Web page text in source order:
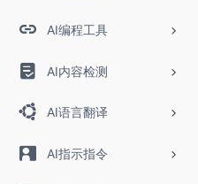
AI编程工具
AI内容检测
AI语言翻译
AI指示指令